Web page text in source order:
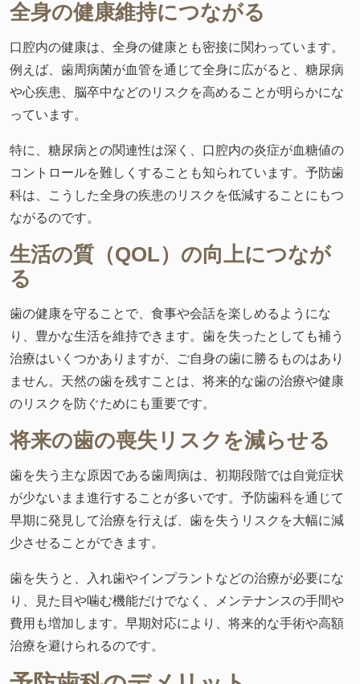
全身の健康維持につながる
口腔内の健康は、全身の健康とも密接に関わっています。
例えば、歯周病菌が血管を通じて全身に広がると、糖尿病
や心疾患、脳卒中などのリスクを高めることが明らかにな
っています。
特に、糖尿病との関連性は深く、口腔内の炎症が血糖値の
コントロールを難しくすることも知られています。予防歯
科は、こうした全身の疾患のリスクを低減することにもつ
ながるのです。
生活の質（QOL）の向上につなが
る
歯の健康を守ることで、食事や会話を楽しめるようにな
り、豊かな生活を維持できます。歯を失ったとしても補う
治療はいくつかありますが、ご自身の歯に勝るものはあり
ません。天然の歯を残すことは、将来的な歯の治療や健康
のリスクを防ぐためにも重要です。
将来の歯の喪失リスクを減らせる
歯を失う主な原因である歯周病は、初期段階では自覚症状
が少ないまま進行することが多いです。予防歯科を通じて
早期に発見して治療を行えば、歯を失うリスクを大幅に減
少させることができます。
歯を失うと、入れ歯やインプラントなどの治療が必要にな
り、見た目や噛む機能だけでなく、メンテナンスの手間や
費用も増加します。早期対応により、将来的な手術や高額
治療を避けられるのです。